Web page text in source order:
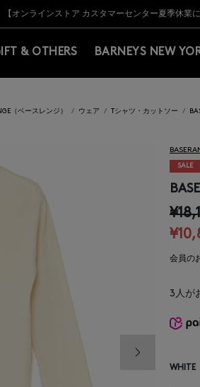
MY BARNEYS＞会員のお客様は11,000円（税込
【夏季休業に伴う出荷一時停止のお
【オンラインストア カスタマーセンター夏季休業
【夏季休業に伴う返品・交換承り一時停止
熊本県を中心とした地震の影響によるお
【開催中】SUMMER SALEのご案
MY BARNEYS＞会員のお客様は11,000円（税込
【夏季休業に伴う出荷一時停止のお
& OTHERS BARNEYS NEW
（ベースレンジ） ウェア Tシャツ・カットソー
SALE
会員の
3人が
WHITE